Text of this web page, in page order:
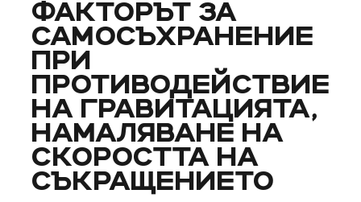
ФАКТОРЪТ ЗА
САМОСЪХРАНЕНИЕ
ПРИ
ПРОТИВОДЕЙСТВИЕ
НА ГРАВИТАЦИЯТА,
НАМАЛЯВАНЕ НА
СКОРОСТТА НА
СЪКРАЩЕНИЕТО